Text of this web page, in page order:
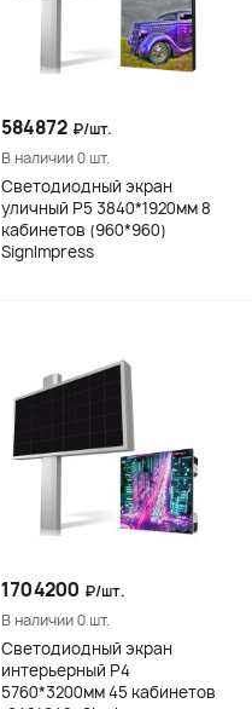
584872 ₽/шт.
В наличии 0 шт.
Светодиодный экран
уличный Р5 3840*1920мм 8
кабинетов (960*960)
SignImpress
1704200 ₽/шт.
В наличии 0 шт.
Светодиодный экран
интерьерный Р4
5760*3200мм 45 кабинетов